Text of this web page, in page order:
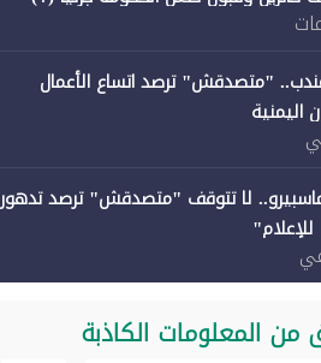
"متصدقش" ترصد اتساع الأعمال
اليمنية
لا تتوقف "متصدقش" ترصد تدهور
للإعلام"
المعلومات الكاذبة